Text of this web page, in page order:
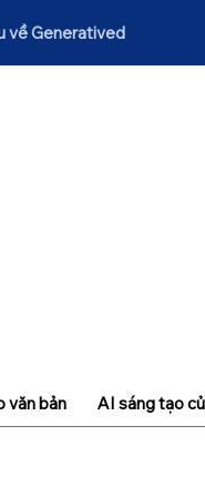
về Generatived
văn bản AI sáng tạo